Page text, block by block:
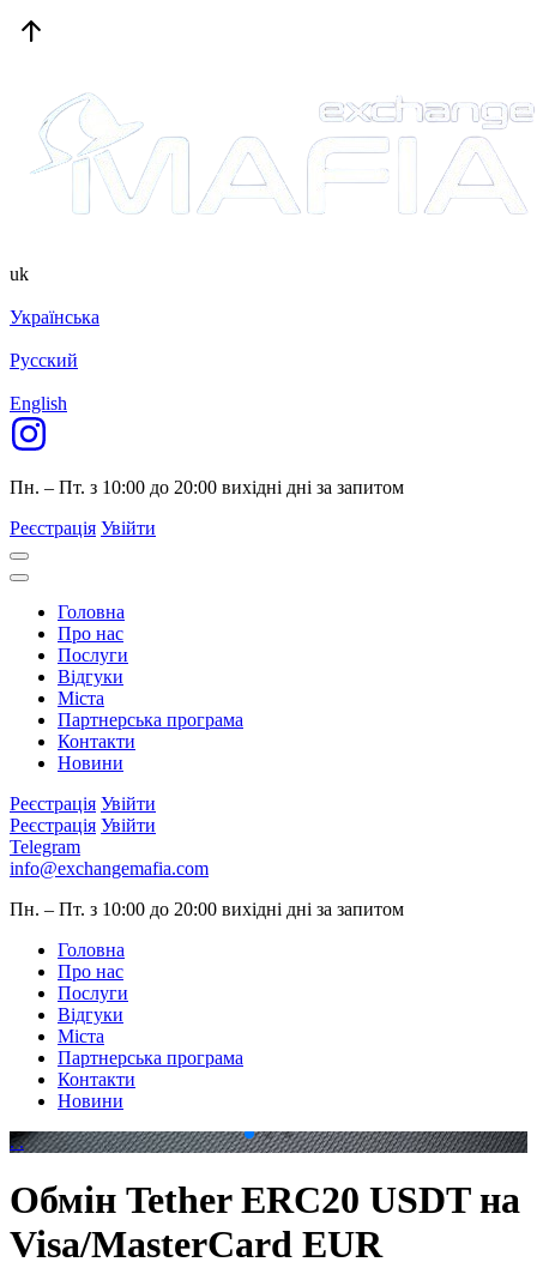
uk
Українська
Русский
English
Пн. – Пт. з 10:00 до 20:00 вихідні дні за запитом
Реєстрація Увійти
Головна
Про нас
Послуги
Відгуки
Міста
Партнерська програма
Контакти
Новини
Реєстрація Увійти
Реєстрація Увійти
Telegram
info@exchangemafia.com
Пн. – Пт. з 10:00 до 20:00 вихідні дні за запитом
Головна
Про нас
Послуги
Відгуки
Міста
Партнерська програма
Контакти
Новини
. .
Обмін Tether ERC20 USDT на
Visa/MasterCard EUR